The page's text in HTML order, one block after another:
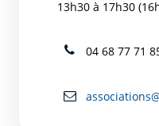
13h30 à 17h30
04 68 77 71